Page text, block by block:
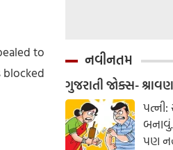
to
blocked
નવીનતમ
ગુજરાતી જોક્સ-
પણ